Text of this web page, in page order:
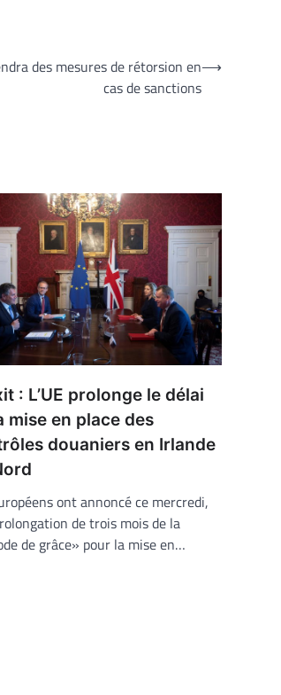
des mesures de rétorsion en
cas de sanctions
⟶
: L’UE prolonge le délai
mise en place des
douaniers en Irlande
ont annoncé ce mercredi,
de trois mois de la
de grâce» pour la mise en…